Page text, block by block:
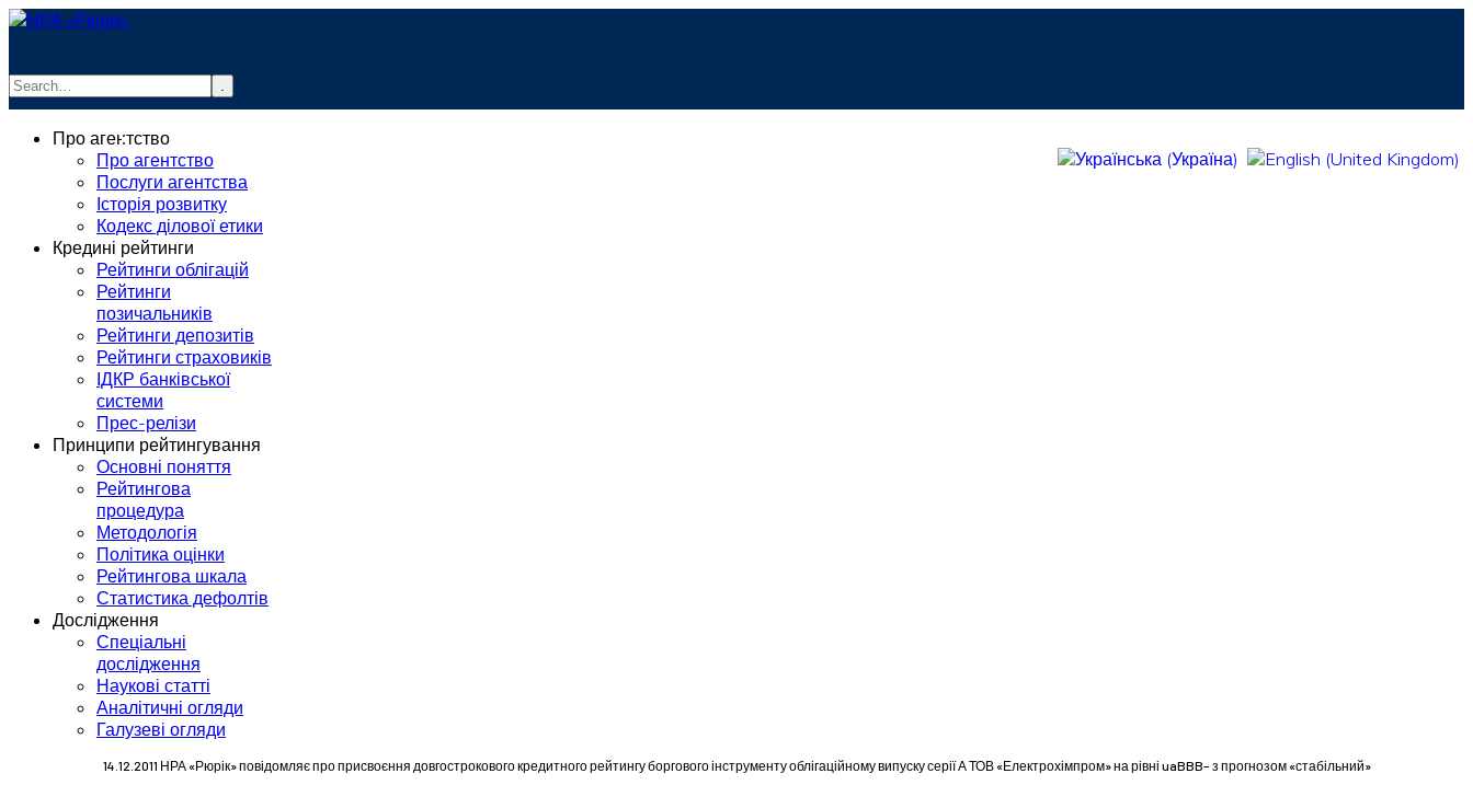
.
info@rurik.com.ua
Про агентство
Про агентство
Послуги агентства
Історія розвитку
Кодекс ділової етики
Кредині рейтинги
Рейтинги облігацій
Рейтинги
позичальників
Рейтинги депозитів
Рейтинги страховиків
ІДКР банківської
системи
Прес-релізи
Принципи рейтингування
Основні поняття
Рейтингова
процедура
Методологія
Політика оцінки
Рейтингова шкала
Статистика дефолтів
Дослідження
Спеціальні
дослідження
Наукові статті
Аналітичні огляди
Галузеві огляди
14.12.2011 НРА «Рюрік» повідомляє про присвоєння довгострокового кредитного рейтингу боргового інструменту облігаційному випуску серії А ТОВ «Електрохімпром» на рівні uaBBB– з прогнозом «стабільний»